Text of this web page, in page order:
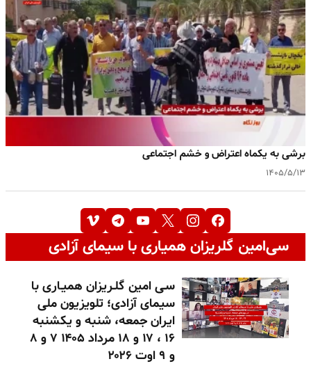
برشی به یکماه اعتراض و خشم اجتماعی
۱۴۰۵/۵/۱۳
سی‌امین گلریزان همیاری با سیمای آزادی
سـی امین گلـریزان همیـاری با
سیمای آزادی؛ تلویزیون ملی
ایران جمعه، شنبه و یکشنبه
۱۶ ، ۱۷ و ۱۸ مرداد ۱۴۰۵ ۷ و ۸
و ۹ اوت ۲۰۲۶